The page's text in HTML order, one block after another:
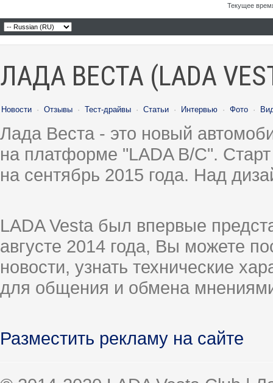
Текущее
ЛАДА ВЕСТА (LADA
Новости · Отзывы · Тест-драйвы · Статьи · Интервью · Фото ·
Лада Веста - это новый
на платформе "LADA B/C".
на сентябрь 2015 года. Над
LADA Vesta был впервые
августе 2014 года, Вы можете
новости, узнать технические
для общения и обмена
Разместить рекламу на сайте